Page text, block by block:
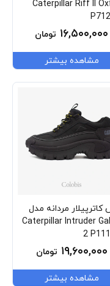
Caterpillar Riff II
۱۶,۵۰۰,۰۰۰ تومان
مشاهده بیشتر
کفش کاترپیلار مردانه مدل
Caterpillar Intruder
2
۱۹,۶۰۰,۰۰۰ تومان
مشاهده بیشتر